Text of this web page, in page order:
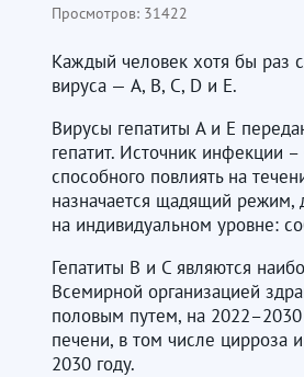
Просмотров: 31422
Каждый человек хотя бы раз
вируса — A, B, C, D и E.
Вирусы гепатиты A и E
гепатит. Источник инфекции
способного повлиять на
назначается щадящий режим,
на индивидуальном уровне:
Гепатиты B и C являются
Всемирной организацией
половым путем, на 2022–2030
печени, в том числе цирроза
2030 году.